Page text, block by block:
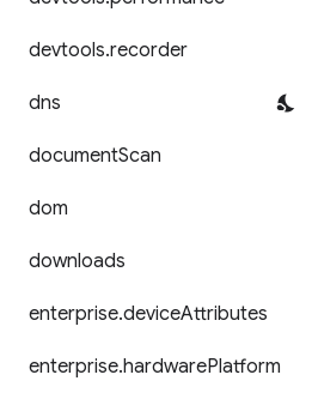
devtools.recorder
dns
documentScan
dom
downloads
enterprise.deviceAttributes
enterprise.hardwarePlatform